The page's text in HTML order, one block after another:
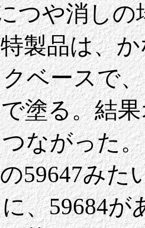
つや消し
製品は、
ベースで
塗る。結
ながった
59647みた
、59684